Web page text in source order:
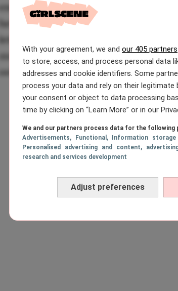
With your agreement, we and our 405 partners
to store, access, and process personal data
addresses and cookie identifiers. Some
process your data and rely on their
your consent or object to data processing
time by clicking on “Learn More” or in our
We and our partners process data for the following
Advertisements, Functional , Information storage
Personalised advertising and content,
research and services development
Adjust preferences
energie, maar ze hebben meestal
het leven. Door ’s ochtends tijd voor
letterlijk ruimte om je hoofd leeg te
zoals jij dat wil. Je ochtendritueel
ook je mindset!